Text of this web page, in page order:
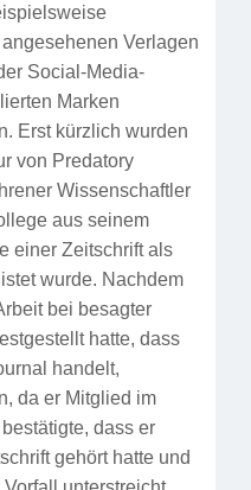
Verlagen
Social-Media-
Marken
Erst kürzlich wurden
von Predatory
Wissenschaftler
aus seinem
einer Zeitschrift als
wurde. Nachdem
bei besagter
hatte, dass
handelt,
da er Mitglied im
dass er
gehört hatte und